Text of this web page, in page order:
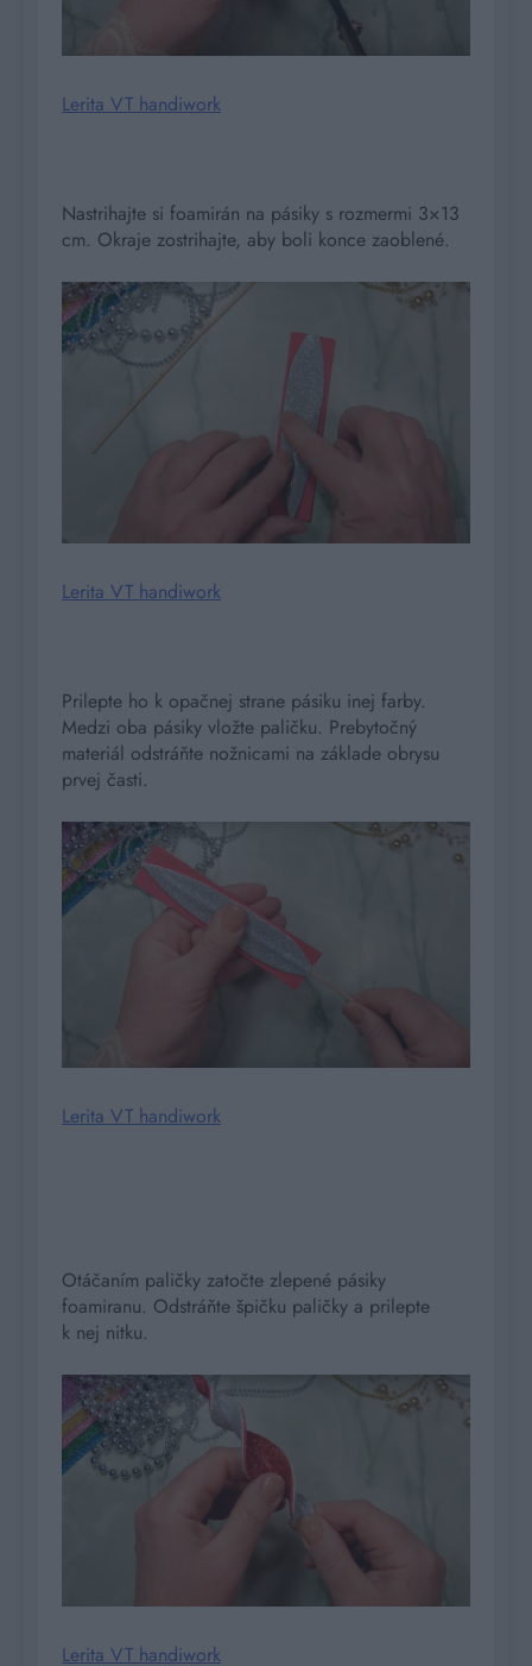
Lerita VT handiwork
Nastrihajte si foamirán na pásiky s rozmermi 3×13
cm. Okraje zostrihajte, aby boli konce zaoblené.
Lerita VT handiwork
Prilepte ho k opačnej strane pásiku inej farby.
Medzi oba pásiky vložte paličku. Prebytočný
materiál odstráňte nožnicami na základe obrysu
prvej časti.
Lerita VT handiwork
Otáčaním paličky zatočte zlepené pásiky
foamiranu. Odstráňte špičku paličky a prilepte
k nej nitku.
Lerita VT handiwork